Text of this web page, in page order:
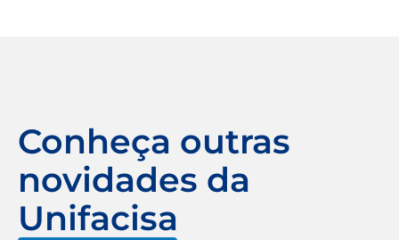
Conheça outras
novidades da
Unifacisa